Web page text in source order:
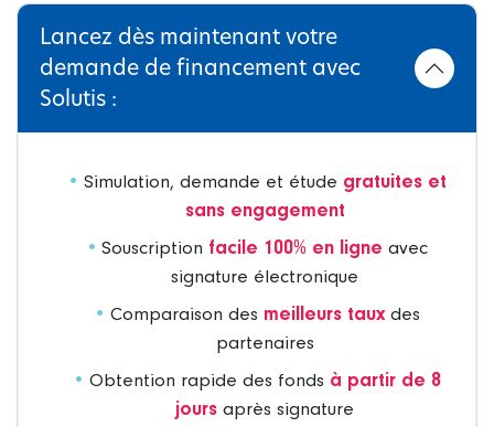
Lancez dès maintenant votre
demande de financement avec
Solutis :
Simulation, demande et étude gratuites et
sans engagement
Souscription facile 100% en ligne avec
signature électronique
Comparaison des meilleurs tauxdes
partenaires
Obtention rapide des fonds à partir de 8
jours après signature